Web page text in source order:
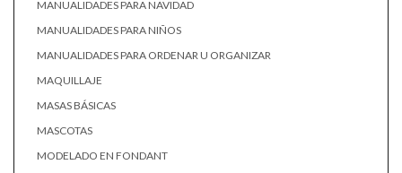
MANUALIDADES PARA NAVIDAD
MANUALIDADES PARA NIÑOS
MANUALIDADES PARA ORDENAR U ORGANIZAR
MAQUILLAJE
MASAS BÁSICAS
MASCOTAS
MODELADO EN FONDANT